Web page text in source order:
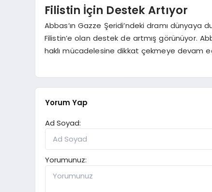
Filistin İçin Destek Artıyor
Abbas’ın Gazze Şeridi’ndeki dramı
Filistin’e olan destek de artmış görünüyor.
haklı mücadelesine dikkat çekmeye devam
Yorum Yap
Ad Soyad:
Yorumunuz: